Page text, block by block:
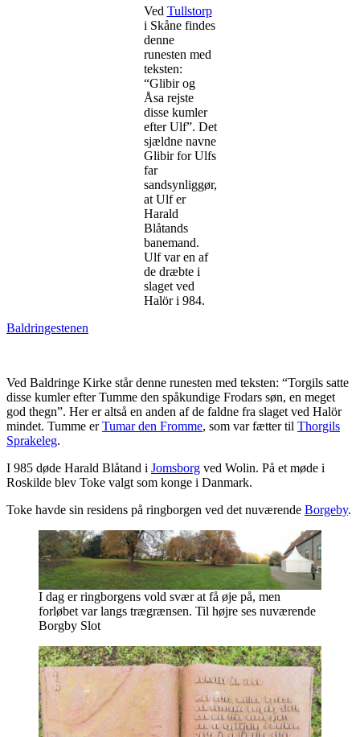
Ved Tullstorp
i Skåne findes
denne
runesten med
teksten:
“Glibir og
Åsa rejste
disse kumler
efter Ulf”. Det
sjældne navne
Glibir for Ulfs
far
sandsynliggør,
at Ulf er
Harald
Blåtands
banemand.
Ulf var en af
de dræbte i
slaget ved
Halör i 984.
Baldringestenen
Ved Baldringe Kirke står denne runesten med teksten: “Torgils satte
disse kumler efter Tumme den spåkundige Frodars søn, en meget
god thegn”. Her er altså en anden af de faldne fra slaget ved Halör
mindet. Tumme erTumar den Fromme, som var fætter til Thorgils
Sprakeleg.
I 985 døde Harald Blåtand i Jomsborg ved Wolin. På et møde i
Roskilde blev Toke valgt som konge i Danmark.
Toke havde sin residens på ringborgen ved det nuværende Borgeby.
I dag er ringborgens vold svær at få øje på, men
forløbet var langs trægrænsen. Til højre ses nuværende
Borgby Slot